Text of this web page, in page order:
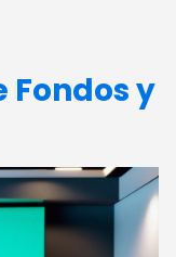
Fondos y